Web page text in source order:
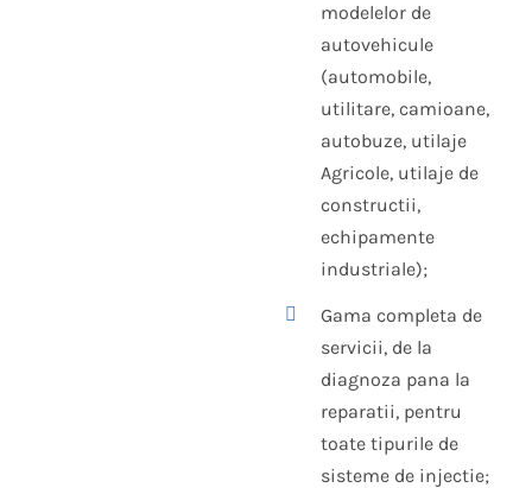
modelelor de
autovehicule
(automobile,
utilitare, camioane,
autobuze, utilaje
Agricole, utilaje de
constructii,
echipamente
industriale);
Gama completa de
servicii, de la
diagnoza pana la
reparatii, pentru
toate tipurile de
sisteme de injectie;